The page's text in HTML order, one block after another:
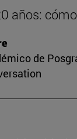
años:
de